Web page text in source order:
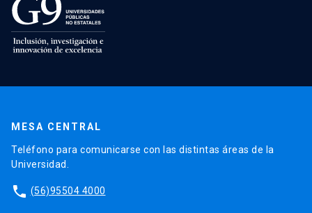
MESA CENTRAL
Teléfono para comunicarse con las distintas áreas de la
Universidad.
phone (56)95504 4000